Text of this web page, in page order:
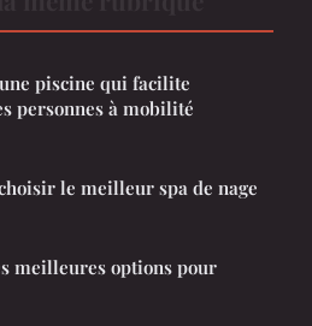
piscine qui facilite
personnes à mobilité
le meilleur spa de nage
meilleures options pour